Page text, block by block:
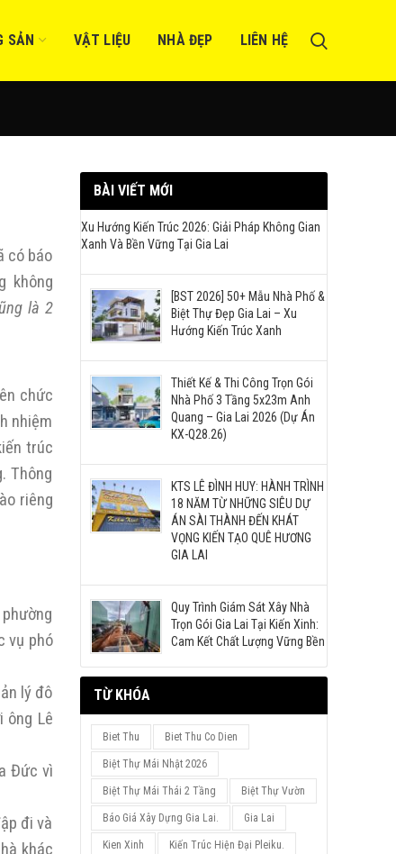
SẢN VẬT LIỆU NHÀ ĐẸP LIÊN HỆ
có báo
không
là 2
chức
nhiệm
trúc
Thông
riêng
vụ phó
lý đô
ông Lê
Đức vì
đi và
khác
BÀI VIẾT MỚI
Xu Hướng Kiến Trúc 2026: Giải Pháp Không Gian
Xanh Và Bền Vững Tại Gia Lai
[BST 2026] 50+ Mẫu Nhà Phố &
Biệt Thự Đẹp Gia Lai – Xu
Hướng Kiến Trúc Xanh
Thiết Kế & Thi Công Trọn Gói
Nhà Phố 3 Tầng 5x23m Anh
Quang – Gia Lai 2026 (Dự Án
KX-Q28.26)
KTS LÊ ĐÌNH HUY: HÀNH TRÌNH
18 NĂM TỪ NHỮNG SIÊU DỰ
ÁN SÀI THÀNH ĐẾN KHÁT
VỌNG KIẾN TẠO QUÊ HƯƠNG
GIA LAI
Quy Trình Giám Sát Xây Nhà
Trọn Gói Gia Lai Tại Kiến Xinh:
Cam Kết Chất Lượng Vững Bền
TỪ KHÓA
Biet Thu Biet Thu Co Dien
Biệt Thự Mái Nhật 2026
Biệt Thự Mái Thái 2 Tầng Biệt Thự Vườn
Báo Giá Xây Dựng Gia Lai. Gia Lai
Kien Xinh Kiến Trúc Hiện Đại Pleiku.